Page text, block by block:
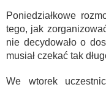
Poniedziałkowe
tego, jak
nie decydowało o
musiał czekać tak
We wtorek